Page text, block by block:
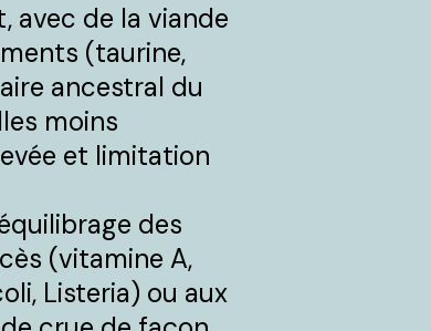
avec de la viande
(taurine,
ancestral du
moins
et limitation
des
(vitamine A,
Listeria) ou aux